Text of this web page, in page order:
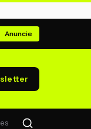
Anuncie